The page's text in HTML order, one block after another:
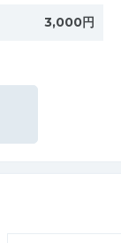
3,000円